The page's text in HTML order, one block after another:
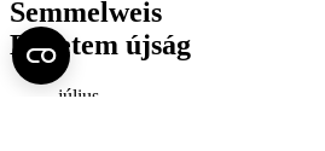
Semmelweis
Egyetem újság
július